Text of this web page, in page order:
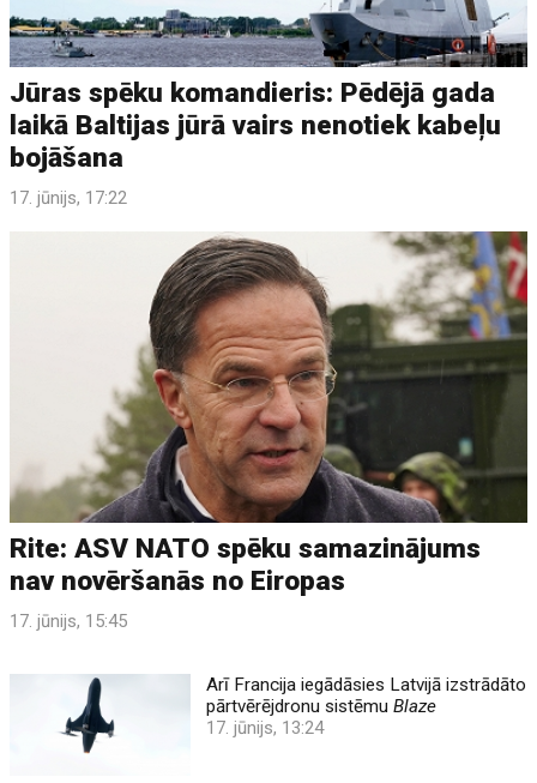
Jūras spēku komandieris: Pēdējā gada
laikā Baltijas jūrā vairs nenotiek kabeļu
bojāšana
17. jūnijs, 17:22
Rite: ASV NATO spēku samazinājums
nav novēršanās no Eiropas
17. jūnijs, 15:45
Arī Francija iegādāsies Latvijā izstrādāto
pārtvērējdronu sistēmuBlaze
17. jūnijs, 13:24